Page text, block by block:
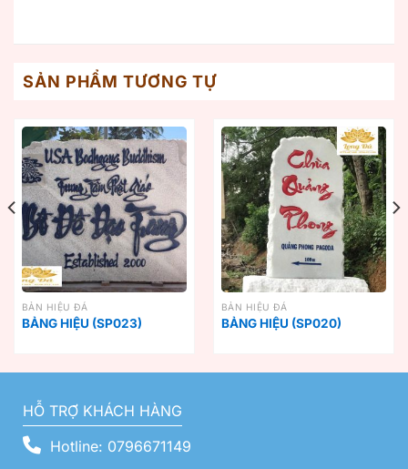
SẢN PHẨM TƯƠNG TỰ
BẢN HIỆU ĐÁ
BẢNG HIỆU (SP023)
BẢN HIỆU ĐÁ
BẢNG HIỆU (SP020)
HỖ TRỢ KHÁCH HÀNG
Hotline: 0796671149